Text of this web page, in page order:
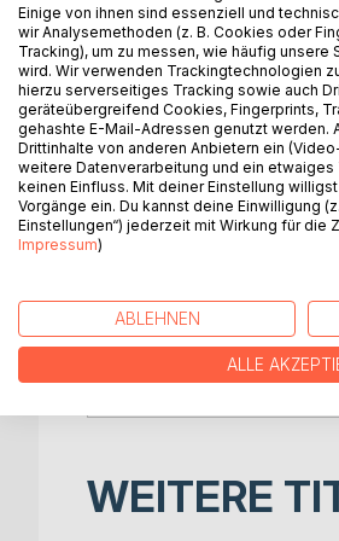
The foolish think he has
The famous “life
years during daily ritual
contemporary way.
The “Science of
for those who want to
Bruno Martin found a
Written in an inspiring
instructions for
essence of the
WEITERE
Einige von ihnen sind essenziell und
wir Analysemethoden (z. B. Cookies oder
Tracking), um zu messen, wie häufig
wird. Wir verwenden Trackingtechnologien
hierzu serverseitiges Tracking sowie auch
geräteübergreifend Cookies, Fingerprints,
gehashte E-Mail-Adressen genutzt werden.
Drittinhalte von anderen Anbietern ein
weitere Datenverarbeitung und ein
keinen Einfluss. Mit deiner Einstellung
Vorgänge ein. Du kannst deine Einwilligung
Einstellungen“) jederzeit mit Wirkung für die
Impressum)
ABLEHNEN
ALLE